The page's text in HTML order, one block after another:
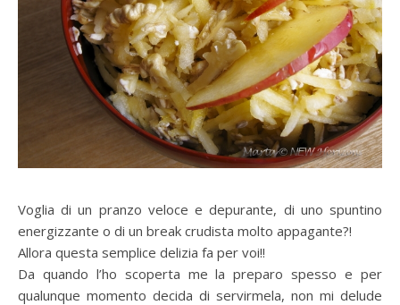
Voglia di un pranzo veloce e depurante, di uno spuntino
energizzante o di un break crudista molto appagante?!
Allora questa semplice delizia fa per voi!!
Da quando l’ho scoperta me la preparo spesso e per
qualunque momento decida di servirmela, non mi delude